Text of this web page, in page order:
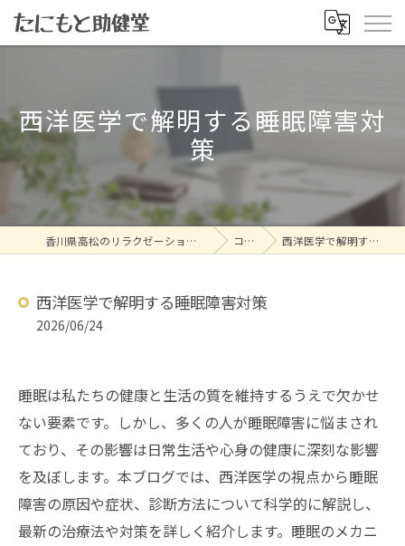
西洋医学で解明する睡眠障害対
策
香川県高松のリラクゼーションならたにもと助健堂 コラム 西洋医学で解明する睡眠障害対策
西洋医学で解明する睡眠障害対策
2026/06/24
睡眠は私たちの健康と生活の質を維持するうえで欠かせ
ない要素です。しかし、多くの人が睡眠障害に悩まされ
ており、その影響は日常生活や心身の健康に深刻な影響
を及ぼします。本ブログでは、西洋医学の視点から睡眠
障害の原因や症状、診断方法について科学的に解説し、
最新の治療法や対策を詳しく紹介します。睡眠のメカニ